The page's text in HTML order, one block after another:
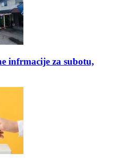
infrmacije za subotu,